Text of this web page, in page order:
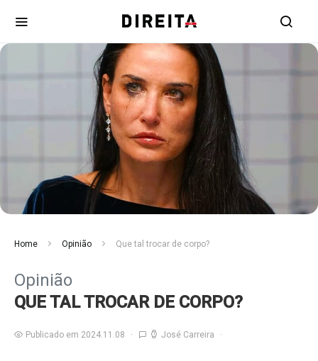
Home Opinião Que tal trocar de corpo?
Opinião
QUE TAL TROCAR DE CORPO?
Publicado em 2024.11.08 José Carreira